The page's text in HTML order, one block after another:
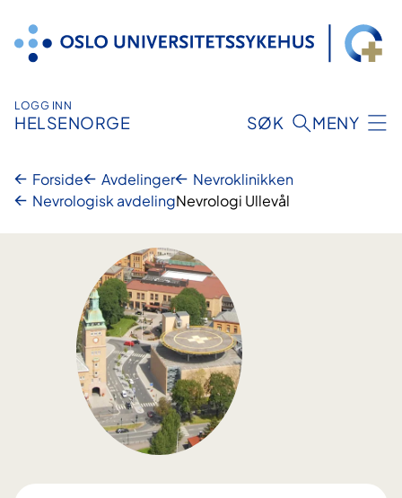
innhold
LOGG INN
HELSENORGE SØK MENY
Forside Avdelinger
Nevroklinikken
Nevrologisk avdelingNevrologi Ullevål